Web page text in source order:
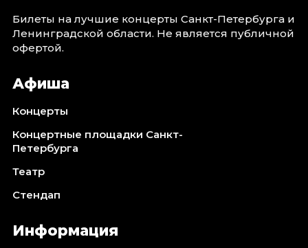
Билеты на лучшие концерты Санкт-Петербурга и
Ленинградской области. Не является публичной
офертой.
Афиша
Концерты
Концертные площадки Санкт-
Петербурга
Театр
Стендап
Информация